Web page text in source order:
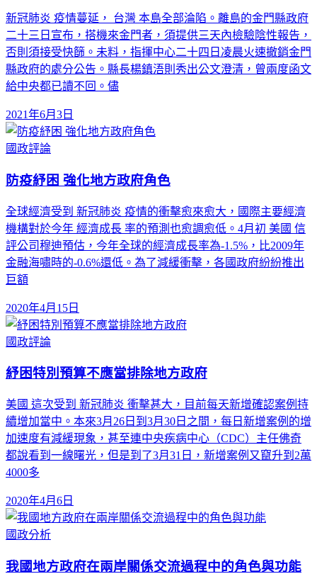
新冠肺炎 疫情蔓延， 台灣 本島全部淪陷。離島的金門縣政府
二十三日宣布，搭機來金門者，須提供三天內檢驗陰性報告，
否則須接受快篩。未料，指揮中心二十四日凌晨火速撤銷金門
縣政府的處分公告。縣長楊鎮浯則秀出公文澄清，曾兩度函文
給中央都已讀不回。儘
2021年6月3日
國政評論
防疫紓困 強化地方政府角色
全球經濟受到 新冠肺炎 疫情的衝擊愈來愈大，國際主要經濟
機構對於今年 經濟成長 率的預測也愈調愈低。4月初 美國 信
評公司穆迪預估，今年全球的經濟成長率為-1.5%，比2009年
金融海嘯時的-0.6%還低。為了減緩衝擊，各國政府紛紛推出
巨額
2020年4月15日
國政評論
紓困特別預算不應當排除地方政府
美國 這次受到 新冠肺炎 衝擊甚大，目前每天新增確認案例持
續增加當中。本來3月26日到3月30日之間，每日新增案例的增
加速度有減緩現象，甚至連中央疾病中心（CDC）主任佛奇
都說看到一線曙光，但是到了3月31日，新增案例又竄升到2萬
4000多
2020年4月6日
國政分析
我國地方政府在兩岸關係交流過程中的角色與功能